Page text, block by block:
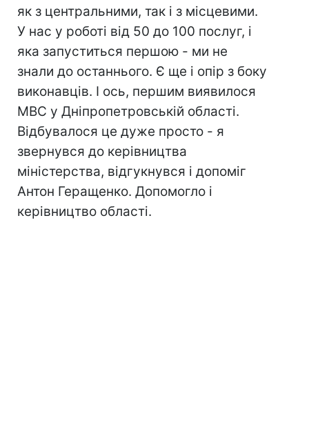
як з центральними, так і з місцевими.
У нас у роботі від 50 до 100 послуг, і
яка запуститься першою - ми не
знали до останнього. Є ще і опір з боку
виконавців. І ось, першим виявилося
МВС у Дніпропетровській області.
Відбувалося це дуже просто - я
звернувся до керівництва
міністерства, відгукнувся і допоміг
Антон Геращенко. Допомогло і
керівництво області.